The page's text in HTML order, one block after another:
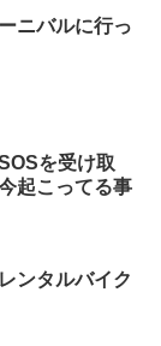
ニバルに行っ
を受け取
起こってる事
ンタルバイク